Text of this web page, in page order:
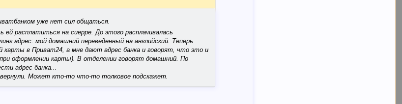
уже нет сил общаться.
расплатиться на сиерре. До этого расплачивалась
адрес: мой домашний переведенный на английский. Теперь
карты в Приват24, а мне дают адрес банка и говорят, что это и
оформлении карты). В отделении говорят домашний. По
адрес банка...
Может кто-то что-то толковое подскажет.